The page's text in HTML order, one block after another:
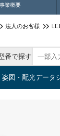
事業概要
法人のお客様
番で探す
図・配光データ